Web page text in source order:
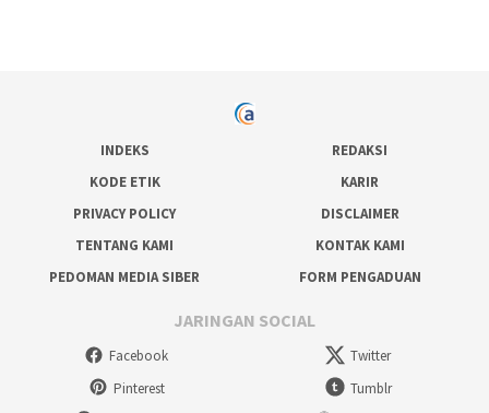
INDEKS
REDAKSI
KODE ETIK
KARIR
PRIVACY POLICY
DISCLAIMER
TENTANG KAMI
KONTAK KAMI
PEDOMAN MEDIA SIBER
FORM PENGADUAN
JARINGAN SOCIAL
Facebook
Twitter
Pinterest
Tumblr